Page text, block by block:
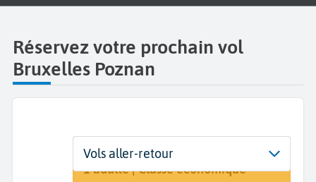
Réservez votre prochain vol
Bruxelles Poznan
Départ
Bruxelles (BRU)
Dates
Dates de votre voyage
Voyageurs | Classe
1 adulte | Classe économique
Vols aller-retour